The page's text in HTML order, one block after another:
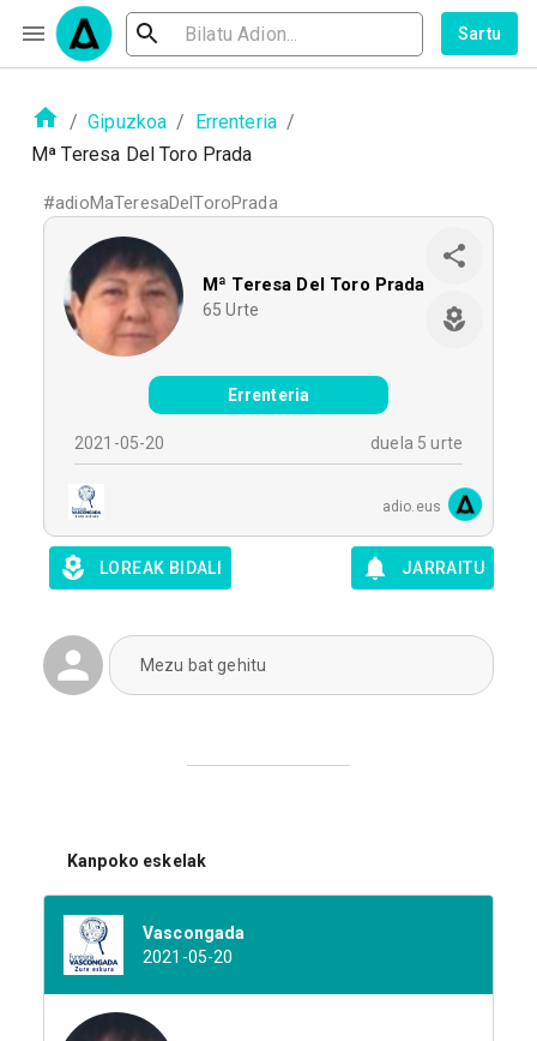
Sartu
/ Gipuzkoa / Errenteria /
Mª Teresa Del Toro Prada
#adioMaTeresaDelToroPrada
Mª Teresa Del Toro Prada
65 Urte
Errenteria
2021-05-20 duela 5 urte
adio.eus
LOREAK BIDALI JARRAITU
Mezu bat gehitu
Kanpoko eskelak
Vascongada
2021-05-20